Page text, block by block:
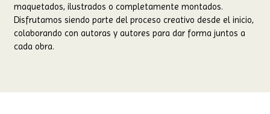
maquetados, ilustrados o completamente montados.
Disfrutamos siendo parte del proceso creativo desde el inicio,
colaborando con autoras y autores para dar forma juntos a
cada obra.